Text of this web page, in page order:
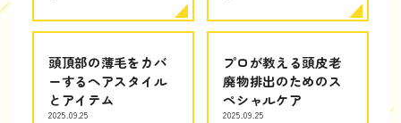
頭頂部の薄毛をカバ
ーするヘアスタイル
とアイテム
2025.09.25
プロが教える頭皮老
廃物排出のためのス
ペシャルケア
2025.09.25